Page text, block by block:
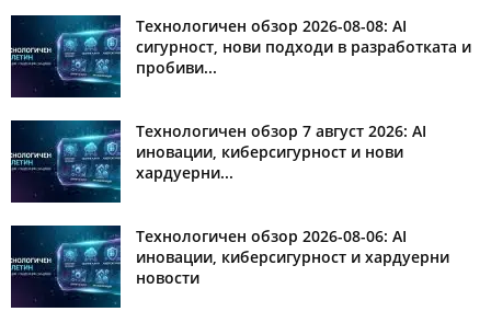
Технологичен обзор 2026-08-08: AI
сигурност, нови подходи в разработката и
пробиви...
Технологичен обзор 7 август 2026: AI
иновации, киберсигурност и нови
хардуерни...
Технологичен обзор 2026-08-06: AI
иновации, киберсигурност и хардуерни
новости